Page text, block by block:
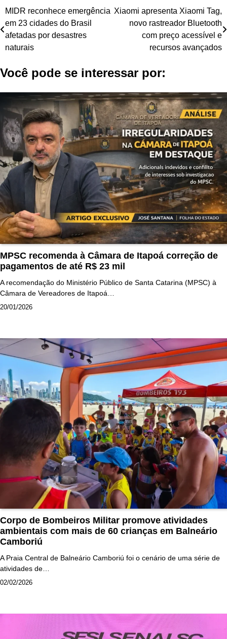
Navegação
de
Post
MIDR reconhece emergência
em 23 cidades do Brasil
afetadas por desastres
naturais
Xiaomi apresenta Xiaomi Tag,
novo rastreador Bluetooth
com preço acessível e
recursos avançados
Você pode se interessar por:
MPSC recomenda à Câmara de Itapoá correção de
pagamentos de até R$ 23 mil
A recomendação do Ministério Público de Santa Catarina (MPSC) à
Câmara de Vereadores de Itapoá…
20/01/2026
Corpo de Bombeiros Militar promove atividades
ambientais com mais de 60 crianças em Balneário
Camboriú
A Praia Central de Balneário Camboriú foi o cenário de uma série de
atividades de…
02/02/2026